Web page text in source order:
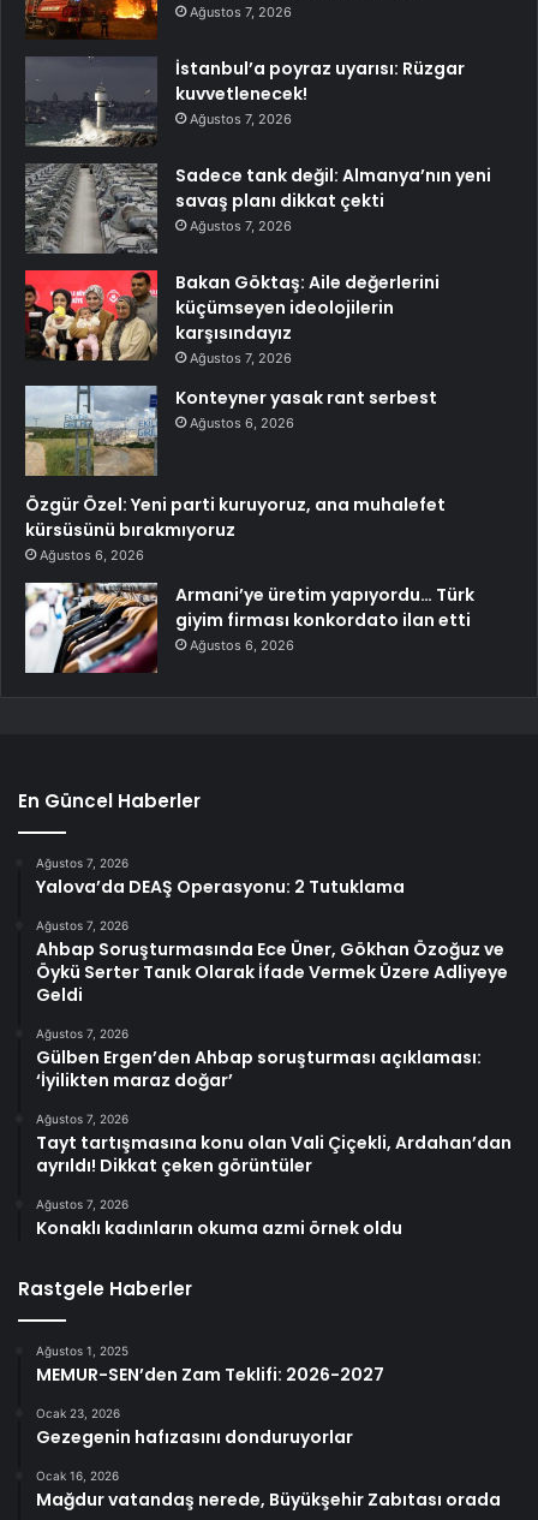
Ağustos 7, 2026
İstanbul’a poyraz uyarısı: Rüzgar
kuvvetlenecek!
Ağustos 7, 2026
Sadece tank değil: Almanya’nın yeni
savaş planı dikkat çekti
Ağustos 7, 2026
Bakan Göktaş: Aile değerlerini
küçümseyen ideolojilerin
karşısındayız
Ağustos 7, 2026
Konteyner yasak rant serbest
Ağustos 6, 2026
Özgür Özel: Yeni parti kuruyoruz, ana muhalefet
kürsüsünü bırakmıyoruz
Ağustos 6, 2026
Armani’ye üretim yapıyordu… Türk
giyim firması konkordato ilan etti
Ağustos 6, 2026
En Güncel Haberler
Ağustos 7, 2026
Yalova’da DEAŞ Operasyonu: 2 Tutuklama
Ağustos 7, 2026
Ahbap Soruşturmasında Ece Üner, Gökhan Özoğuz ve
Öykü Serter Tanık Olarak İfade Vermek Üzere Adliyeye
Geldi
Ağustos 7, 2026
Gülben Ergen’den Ahbap soruşturması açıklaması:
‘İyilikten maraz doğar’
Ağustos 7, 2026
Tayt tartışmasına konu olan Vali Çiçekli, Ardahan’dan
ayrıldı! Dikkat çeken görüntüler
Ağustos 7, 2026
Konaklı kadınların okuma azmi örnek oldu
Rastgele Haberler
Ağustos 1, 2025
MEMUR-SEN’den Zam Teklifi: 2026-2027
Ocak 23, 2026
Gezegenin hafızasını donduruyorlar
Ocak 16, 2026
Mağdur vatandaş nerede, Büyükşehir Zabıtası orada